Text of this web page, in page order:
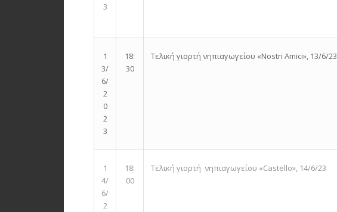
3
1
3/
6/
2
0
2
3
18:
30
Τελική γιορτή νηπιαγωγείου «Nostri Amici», 13/6/23
1
4/
6/
2
18:
00
Τελική γιορτή νηπιαγωγείου «Castello», 14/6/23